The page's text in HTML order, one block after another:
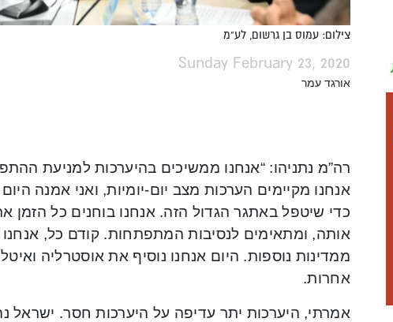
צילום: עמוס בן גרשום, לע"מ
Sunday February 23, 2020
אורגד עמר
רה”מ נתניהו: “אנחנו ממשיכים בהיערכות למניעת
אנחנו מקיימים הערכות מצב יום-יומיות, ואני אמנה
כדי שיטפל באתגר הגדול הזה. אנחנו בוחנים כל הזמן
אותה, ומתאימים לנסיבות המתפתחות. קודם כל,
ממדינות נוספות. היום אנחנו נוסיף את אוסטרליה
אחרות.
אמרתי, היערכות יתר עדיפה על היערכות חסר. ישראל